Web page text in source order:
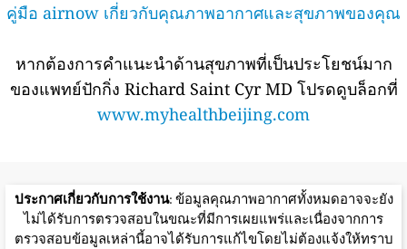
คู่มือ airnow เกี่ยวกับคุณภาพอากาศและสุขภาพของคุณ
หากต้องการคำแนะนำด้านสุขภาพที่เป็นประโยชน์มาก
ของแพทย์ปักกิ่ง Richard Saint Cyr MD โปรดดูบล็อกที่
www.myhealthbeijing.com
ประกาศเกี่ยวกับการใช้งาน: ข้อมูลคุณภาพอากาศทั้งหมดอาจจะยัง
ไม่ได้รับการตรวจสอบในขณะที่มีการเผยแพร่และเนื่องจากการ
ตรวจสอบข้อมูลเหล่านี้อาจได้รับการแก้ไขโดยไม่ต้องแจ้งให้ทราบ